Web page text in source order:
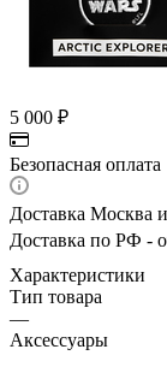
5 000 ₽
Безопасная оплата
Доставка Москва
Доставка по РФ -
Характеристики
Тип товара
—
Аксессуары